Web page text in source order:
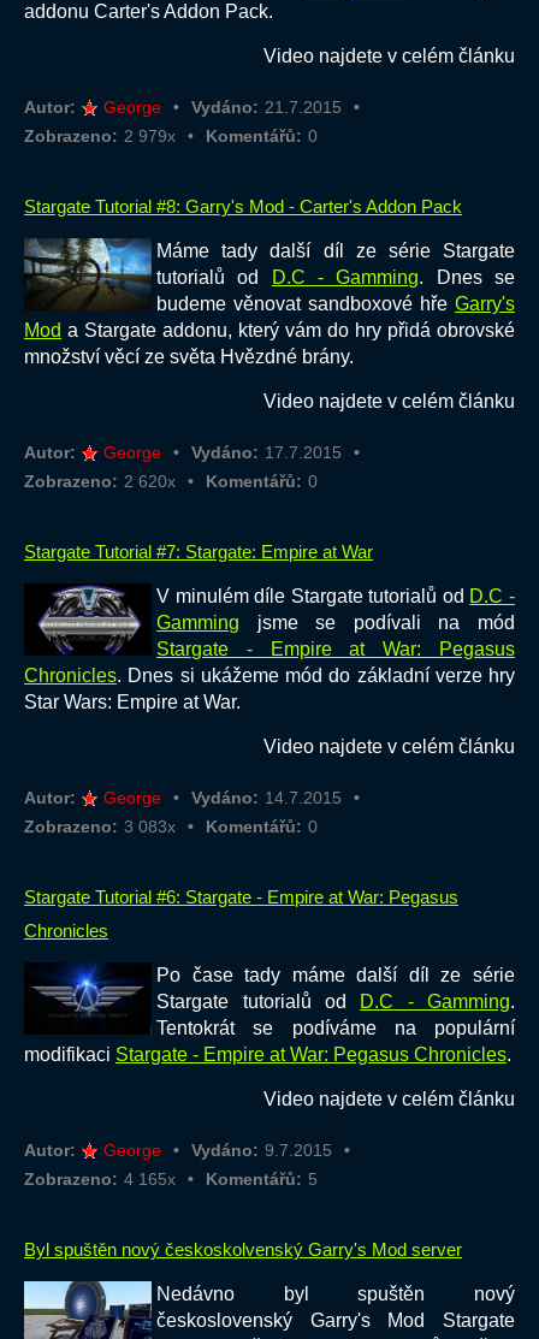
addonu Carter's Addon Pack.
Video najdete v celém článku
Autor: George Vydáno: 21.7.2015
Zobrazeno: 2 979x Komentářů: 0
Stargate Tutorial #8: Garry's Mod - Carter's Addon Pack
Máme tady další díl ze série Stargate
tutorialů od
D.C - Gamming. Dnes se
budeme věnovat sandboxové hře Garry's
Mod a Stargate addonu, který vám do hry přidá obrovské
množství věcí ze světa Hvězdné brány.
Video najdete v celém článku
Autor: George Vydáno: 17.7.2015
Zobrazeno: 2 620x Komentářů: 0
Stargate Tutorial #7: Stargate: Empire at War
V minulém díle Stargate tutorialů od D.C -
Gamming jsme se podívali na mód
Stargate - Empire at War: Pegasus
Chronicles. Dnes si ukážeme mód do základní verze hry
Star Wars: Empire at War.
Video najdete v celém článku
Autor: George Vydáno: 14.7.2015
Zobrazeno: 3 083x Komentářů: 0
Stargate Tutorial #6: Stargate - Empire at War: Pegasus
Chronicles
Po čase tady máme další díl ze série
Stargate tutorialů od
D.C - Gamming.
Tentokrát se podíváme na populární
modifikaci Stargate - Empire at War: Pegasus Chronicles.
Video najdete v celém článku
Autor: George Vydáno: 9.7.2015
Zobrazeno: 4 165x Komentářů: 5
Byl spuštěn nový českoskolvenský Garry's Mod server
Nedávno byl spuštěn nový
československý Garry's Mod Stargate